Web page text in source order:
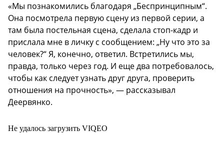
«Мы познакомились благодаря „Беспринципным“.
Она посмотрела первую сцену из первой серии, а
там была постельная сцена, сделала стоп-кадр и
прислала мне в личку с сообщением: „Ну что это за
человек?“ Я, конечно, ответил. Встретились мы,
правда, только через год. И еще два потребовалось,
чтобы как следует узнать друг друга, проверить
отношения на прочность», — рассказывал
Деервянко.
Не удалось загрузить VIQEO